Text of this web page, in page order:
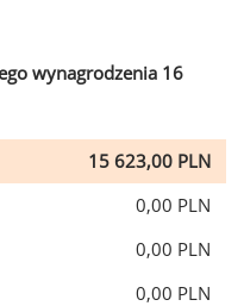
wynagrodzenia 16
15 623,00 PLN
0,00 PLN
0,00 PLN
0,00 PLN